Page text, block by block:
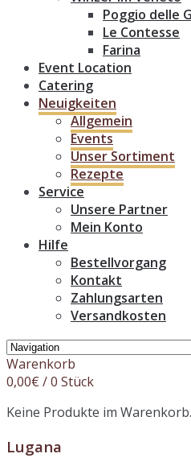
Poggio delle
Le Contesse
Farina
Event Location
Catering
Neuigkeiten
Allgemein
Events
Unser Sortiment
Rezepte
Service
Unsere Partner
Mein Konto
Hilfe
Bestellvorgang
Kontakt
Zahlungsarten
Versandkosten
Warenkorb
0,00€ / 0 Stück
Keine Produkte im Warenkorb.
Lugana